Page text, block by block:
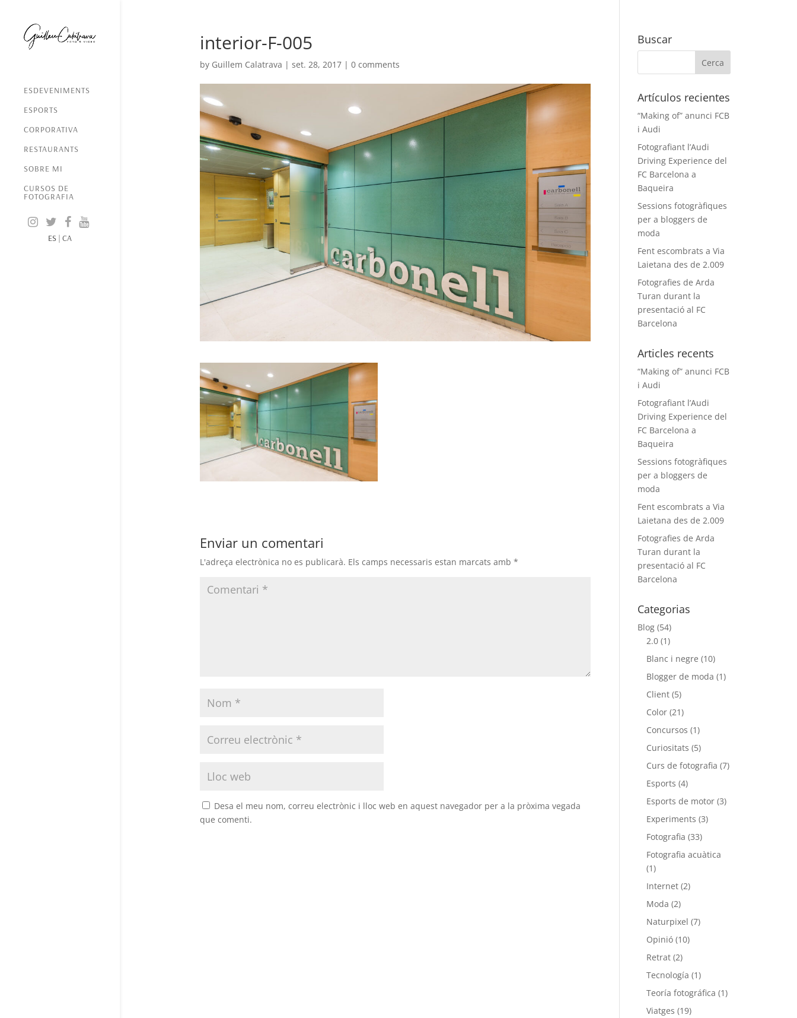
ESDEVENIMENTS
ESPORTS
CORPORATIVA
RESTAURANTS
SOBRE MI
CURSOS DE
FOTOGRAFIA
ES| CA
interior-F-005
by Guillem Calatrava | set. 28, 2017| 0 comments
Enviar un comentari
L'adreça electrònica no es publicarà. Els camps necessaris estan marcats amb *
Desa el meu nom, correu electrònic i lloc web en aquest navegador per a la pròxima vegada
que comenti.
Buscar
Artículos recientes
“Making of” anunci FCB
i Audi
Fotografiant l’Audi
Driving Experience del
FC Barcelona a
Baqueira
Sessions fotogràfiques
per a bloggers de
moda
Fent escombrats a Via
Laietana des de 2.009
Fotografies de Arda
Turan durant la
presentació al FC
Barcelona
Articles recents
“Making of” anunci FCB
i Audi
Fotografiant l’Audi
Driving Experience del
FC Barcelona a
Baqueira
Sessions fotogràfiques
per a bloggers de
moda
Fent escombrats a Via
Laietana des de 2.009
Fotografies de Arda
Turan durant la
presentació al FC
Barcelona
Categorias
Blog (54)
2.0 (1)
Blanc i negre (10)
Blogger de moda (1)
Client (5)
Color (21)
Concursos (1)
Curiositats (5)
Curs de fotografia (7)
Esports (4)
Esports de motor (3)
Experiments (3)
Fotografia (33)
Fotografia acuàtica
(1)
Internet (2)
Moda (2)
Naturpixel (7)
Opinió (10)
Retrat (2)
Tecnología (1)
Teoría fotográfica (1)
Viatges (19)